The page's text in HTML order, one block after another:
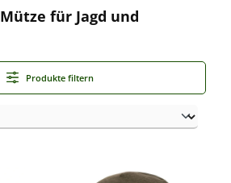
für Jagd und
Produkte filtern